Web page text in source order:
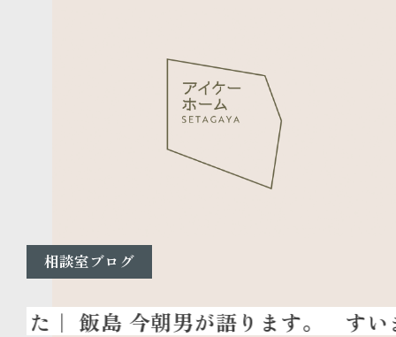
相談室ブログ
すい